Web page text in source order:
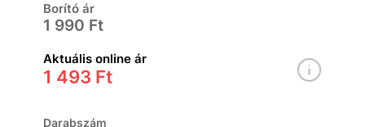
Borító ár
1 990 Ft
Aktuális online ár
1 493 Ft
Darabszám